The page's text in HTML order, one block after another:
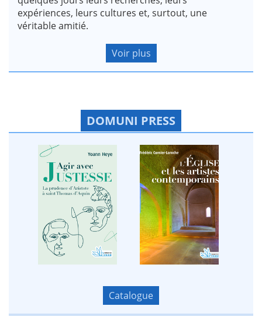
expériences, leurs cultures et, surtout, une
véritable amitié.
Voir plus
DOMUNI PRESS
Catalogue